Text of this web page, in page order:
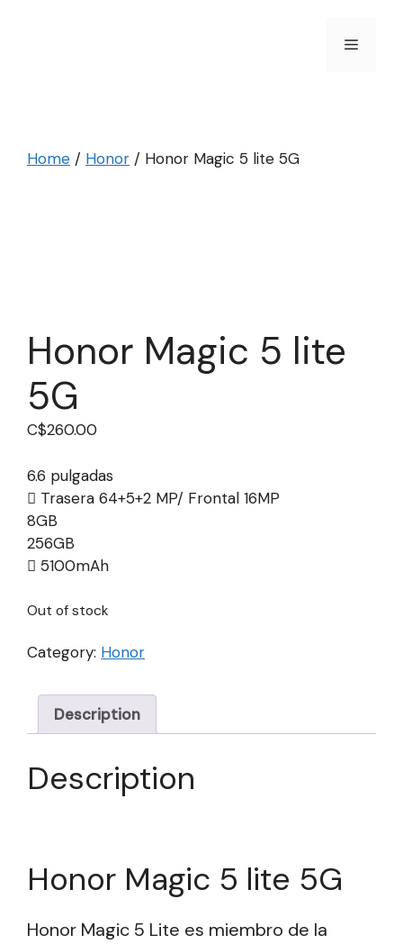
Menu
Home / Honor / Honor Magic 5 lite 5G
Honor Magic 5 lite
5G
C$260.00
6.6 pulgadas
Trasera 64+5+2 MP/ Frontal 16MP
8GB
256GB
5100mAh
Out of stock
Category: Honor
Description
Description
Honor Magic 5 lite 5G
Honor Magic 5 Lite es miembro de la